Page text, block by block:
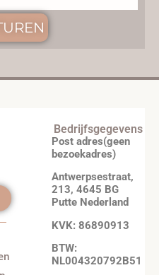
Bedrijfsgegevens
Post adres(geen
bezoekadres)
Antwerpsestraat,
213, 4645 BG
Putte Nederland
KVK: 86890913
BTW:
NL004320792B51